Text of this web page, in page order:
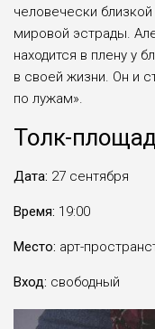
человечески
мировой эстрады.
находится в плену у
в своей жизни. Он и
по лужам».
Толк-
Дата: 27 сентября
Время: 19:00
Место: арт-
Вход: свободный